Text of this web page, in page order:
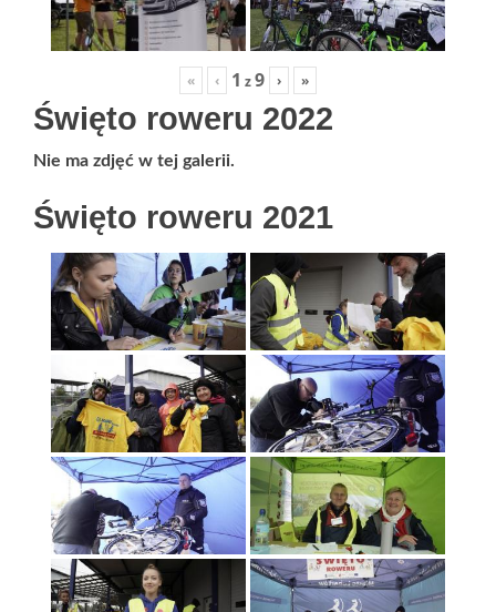
« ‹ 1 z9 › »
Święto roweru 2022
Nie ma zdjęć w tej galerii.
Święto roweru 2021